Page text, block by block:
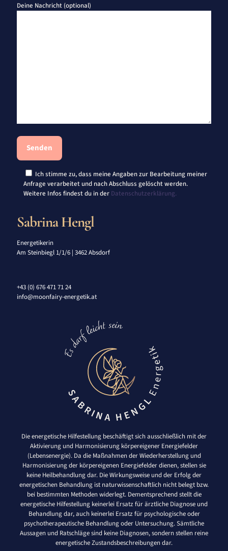
Deine Nachricht (optional)
Ich stimme zu, dass meine Angaben zur Bearbeitung meiner
Anfrage verarbeitet und nach Abschluss gelöscht werden.
Weitere Infos findest du in der Datenschutzerklärung.
Sabrina Hengl
Energetikerin
Am Steinbiegl 1/1/6 | 3462 Absdorf
+43 (0) 676 471 71 24
info@moonfairy-energetik.at
Die energetische Hilfestellung beschäftigt sich ausschließlich mit der
Aktivierung und Harmonisierung körpereigener Energiefelder
(Lebensenergie). Da die Maßnahmen der Wiederherstellung und
Harmonisierung der körpereigenen Energiefelder dienen, stellen sie
keine Heilbehandlung dar. Die Wirkungsweise und der Erfolg der
energetischen Behandlung ist naturwissenschaftlich nicht belegt bzw.
bei bestimmten Methoden widerlegt. Dementsprechend stellt die
energetische Hilfestellung keinerlei Ersatz für ärztliche Diagnose und
Behandlung dar, auch keinerlei Ersatz für psychologische oder
psychotherapeutische Behandlung oder Untersuchung. Sämtliche
Aussagen und Ratschläge sind keine Diagnosen, sondern stellen reine
energetische Zustandsbeschreibungen dar.